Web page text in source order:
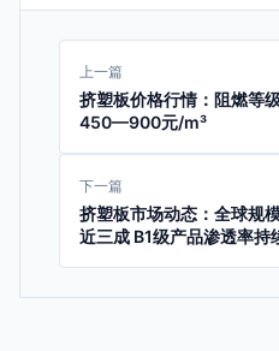
上一篇
挤塑板价格行情：阻燃等
450—900元/m³
下一篇
挤塑板市场动态：全球规
近三成 B1级产品渗透率持